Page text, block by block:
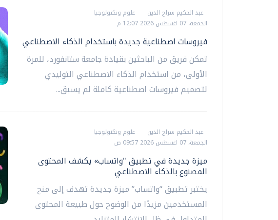
عبد الحكيم سراج الدين
علوم وتكنولوجيا
الجمعة، 07 اغسطس 2026 12:07 م
فيروسات اصطناعية جديدة باستخدام الذكاء الاصطناعي
تمكن فريق من الباحثين بقيادة جامعة ستانفورد، للمرة
الأولى، من استخدام الذكاء الاصطناعي التوليدي
لتصميم فيروسات اصطناعية كاملة لم يسبق...
عبد الحكيم سراج الدين
علوم وتكنولوجيا
الجمعة، 07 اغسطس 2026 09:57 ص
ميزة جديدة في تطبيق "واتساب» يكشف المحتوى
المصنوع بالذكاء الاصطناعي
يختبر تطبيق “واتساب” ميزة جديدة تهدف إلى منح
المستخدمين مزيدًا من الوضوح حول طبيعة المحتوى